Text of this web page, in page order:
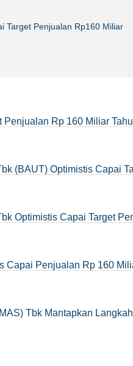
Target Penjualan Rp160 Miliar
Penjualan Rp 160 Miliar
(BAUT) Optimistis Capai
Optimistis Capai Target
Capai Penjualan Rp 160
Tbk Mantapkan